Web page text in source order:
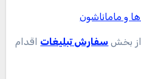
و ماماناشون
بخش سفارش تبلیغات اقدام